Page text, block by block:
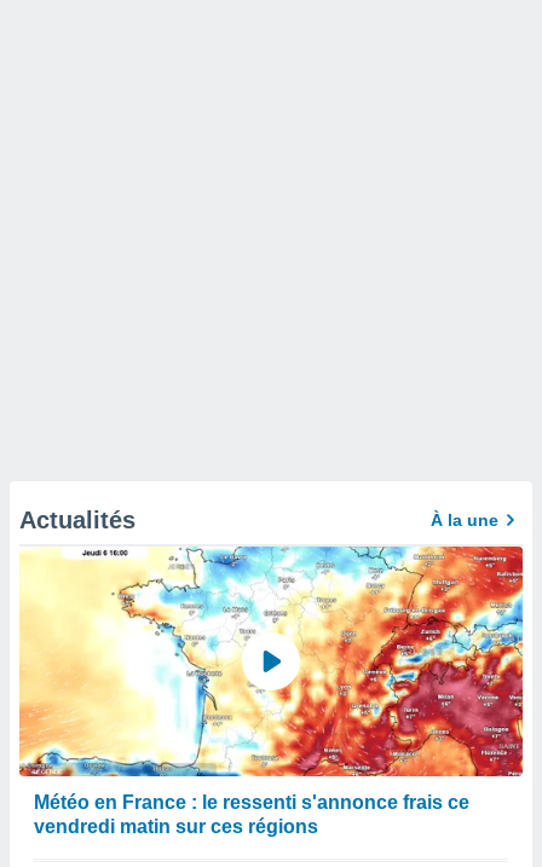
Actualités À la une
Météo en France : le ressenti s'annonce frais ce
vendredi matin sur ces régions